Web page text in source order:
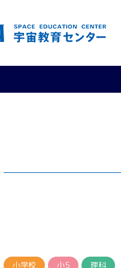
小学校 小5 理科